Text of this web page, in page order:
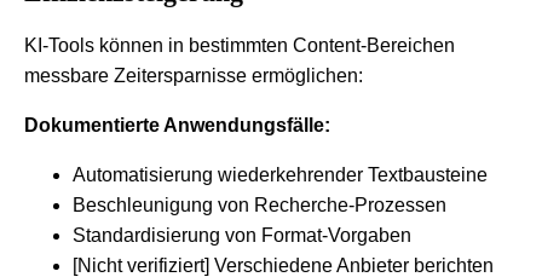
KI-Tools können in bestimmten Content-Bereichen
messbare Zeitersparnisse ermöglichen:
Dokumentierte Anwendungsfälle:
Automatisierung wiederkehrender Textbausteine
Beschleunigung von Recherche-Prozessen
Standardisierung von Format-Vorgaben
[Nicht verifiziert] Verschiedene Anbieter berichten